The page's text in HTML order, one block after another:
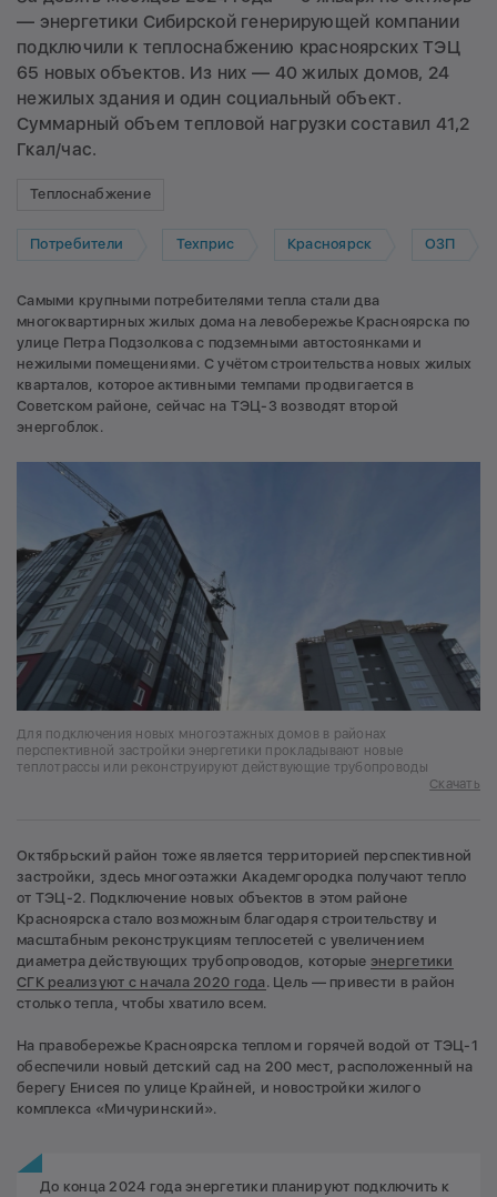
— энергетики Сибирской генерирующей компании
подключили к теплоснабжению красноярских ТЭЦ
65 новых объектов. Из них — 40 жилых домов, 24
нежилых здания и один социальный объект.
Суммарный объем тепловой нагрузки составил 41,2
Гкал/час.
Теплоснабжение
Потребители Техприс Красноярск ОЗП
Самыми крупными потребителями тепла стали два
многоквартирных жилых дома на левобережье Красноярска по
улице Петра Подзолкова с подземными автостоянками и
нежилыми помещениями. С учётом строительства новых жилых
кварталов, которое активными темпами продвигается в
Советском районе, сейчас на ТЭЦ-3 возводят второй
энергоблок.
Для подключения новых многоэтажных домов в районах
перспективной застройки энергетики прокладывают новые
теплотрассы или реконструируют действующие трубопроводы
Скачать
Октябрьский район тоже является территорией перспективной
застройки, здесь многоэтажки Академгородка получают тепло
от ТЭЦ-2. Подключение новых объектов в этом районе
Красноярска стало возможным благодаря строительству и
масштабным реконструкциям теплосетей с увеличением
диаметра действующих трубопроводов, которые энергетики
СГК реализуют с начала 2020 года . Цель — привести в район
столько тепла, чтобы хватило всем.
На правобережье Красноярска теплом и горячей водой от ТЭЦ-1
обеспечили новый детский сад на 200 мест, расположенный на
берегу Енисея по улице Крайней, и новостройки жилого
комплекса «Мичуринский».
До конца 2024 года энергетики планируют подключить к